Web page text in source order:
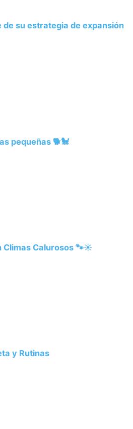
de
su estrategia de expansión
pequeñas 🐕🐩
Climas Calurosos 🐾☀️
y Rutinas